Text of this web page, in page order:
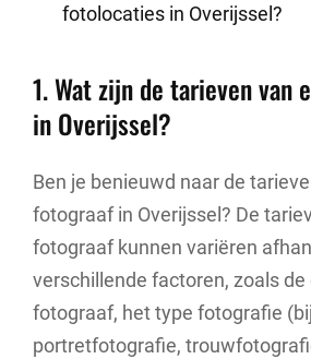
fotolocaties in Overijssel?
1. Wat zijn de tarieven van
in Overijssel?
Ben je benieuwd naar de
fotograaf in Overijssel? De
fotograaf kunnen variëren
verschillende factoren, zoals de
fotograaf, het type fotografie
portretfotografie,